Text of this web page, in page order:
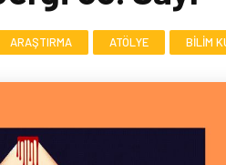
ARAŞTIRMA ATÖLYE BILIM